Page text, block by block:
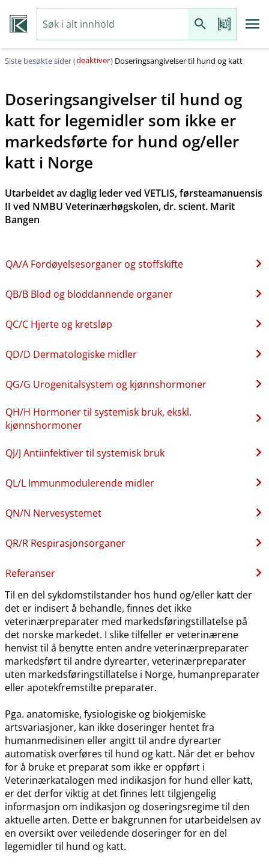
Siste besøkte sider (deaktiver) Doseringsangivelser til hund og katt
Doseringsangivelser til hund og
katt for legemidler som ikke er
markedsførte for hund og​/​eller
katt i Norge
Utarbeidet av daglig leder ved VETLIS, førsteamanuensis
II ved NMBU Veterinærhøgskolen, dr. scient. Marit
Bangen
QA​/​A Fordøyelsesorganer og stoffskifte
QB​/​B Blod og bloddannende organer
QC​/​C Hjerte og kretsløp
QD​/​D Dermatologiske midler
QG​/​G Urogenitalsystem og kjønnshormoner
QH​/​H Hormoner til systemisk bruk, ekskl.
kjønnshormoner
QJ​/​J Antiinfektiver til systemisk bruk
QL​/​L Immunmodulerende midler
QN​/​N Nervesystemet
QR​/​R Respirasjonsorganer
Referanser
Til en del sykdomstilstander hos hund og​/​eller katt der
det er indisert å behandle, finnes det ikke
veterinærpreparater med markedsføringstillatelse på
det norske markedet. I slike tilfeller er veterinærene
henvist til å benytte enten andre veterinærpreparater
markedsført til andre dyrearter, veterinærpreparater
uten markedsføringstillatelse i Norge, humanpreparater
eller apotekfremstilte preparater.
Pga. anatomiske, fysiologiske og biokjemiske
artsvariasjoner, kan ikke doseringer hentet fra
humanmedisinen eller angitt til andre dyrearter
automatisk overføres til hund og katt. Når det er behov
for å bruke et preparat som ikke er oppført i
Veterinærkatalogen med indikasjon for hund eller katt,
er det derfor viktig at det finnes lett tilgjengelig
informasjon om indikasjon og doseringsregime til den
aktuelle arten. Dette er bakgrunnen for utarbeidelsen av
en oversikt over veiledende doseringer for en del
legemidler til hund og katt.